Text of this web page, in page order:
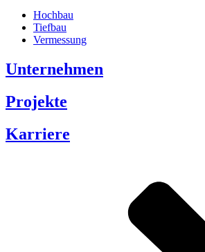
Hochbau
Tiefbau
Vermessung
Unternehmen
Projekte
Karriere